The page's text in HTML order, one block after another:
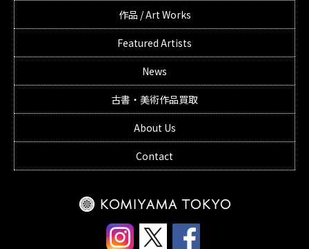
作品 / Art Works
Featured Artists
News
古書・美術作品買取
About Us
Contact